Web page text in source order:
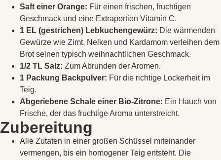
Saft einer Orange: Für einen frischen, fruchtigen
Geschmack und eine Extraportion Vitamin C.
1 EL (gestrichen) Lebkuchengewürz: Die wärmenden
Gewürze wie Zimt, Nelken und Kardamom verleihen dem
Brot seinen typisch weihnachtlichen Geschmack.
1/2 TL Salz: Zum Abrunden der Aromen.
1 Packung Backpulver: Für die richtige Lockerheit im
Teig.
Abgeriebene Schale einer Bio-Zitrone: Ein Hauch von
Frische, der das fruchtige Aroma unterstreicht.
Zubereitung
Alle Zutaten in einer großen Schüssel miteinander
vermengen, bis ein homogener Teig entsteht. Die